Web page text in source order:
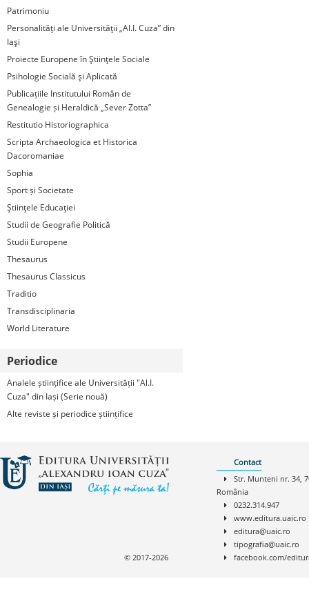
Patrimoniu
Personalităţi ale Universităţii „Al.I. Cuza” din
Iaşi
Proiecte Europene în Ştiinţele Sociale
Psihologie Socială şi Aplicată
Publicațiile Institutului Român de
Genealogie și Heraldică „Sever Zotta”
Restitutio Historiographica
Scripta Archaeologica et Historica
Dacoromaniae
Sophia
Sport și Societate
Ştiinţele Educaţiei
Studii de Geografie Politică
Studii Europene
Thesaurus
Thesaurus Classicus
Traditio
Transdisciplinaria
World Literature
Periodice
Analele științifice ale Universității "Al.I.
Cuza" din Iași (Serie nouă)
Alte reviste și periodice științifice
Contact
Str. Munteni nr. 34,
România
0232.314.947
www.editura.uaic.ro
editura@uaic.ro
tipografia@uaic.ro
facebook.com/
© 2017-2026